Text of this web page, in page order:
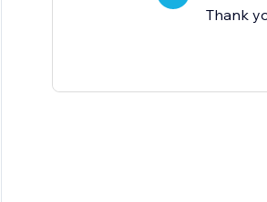
Thank